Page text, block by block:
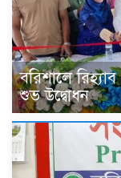
বরিশালে
শুভ উদ্বোধন